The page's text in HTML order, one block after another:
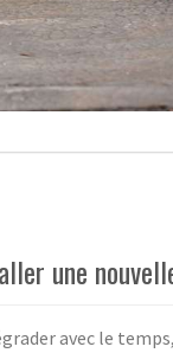
une
avec le